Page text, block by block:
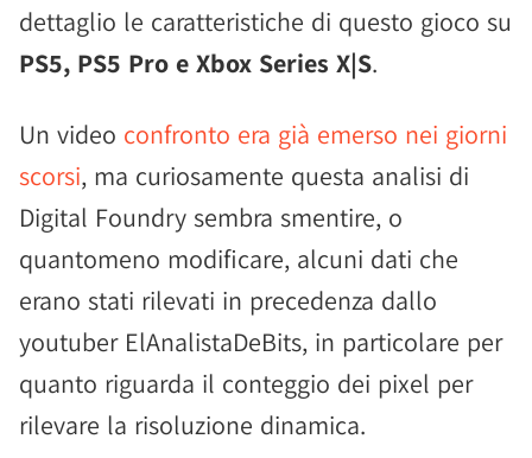
dettaglio le caratteristiche di questo gioco su
PS5, PS5 Pro e Xbox Series X|S.
Un video confronto era già emerso nei giorni
scorsi, ma curiosamente questa analisi di
Digital Foundry sembra smentire, o
quantomeno modificare, alcuni dati che
erano stati rilevati in precedenza dallo
youtuber ElAnalistaDeBits, in particolare per
quanto riguarda il conteggio dei pixel per
rilevare la risoluzione dinamica.